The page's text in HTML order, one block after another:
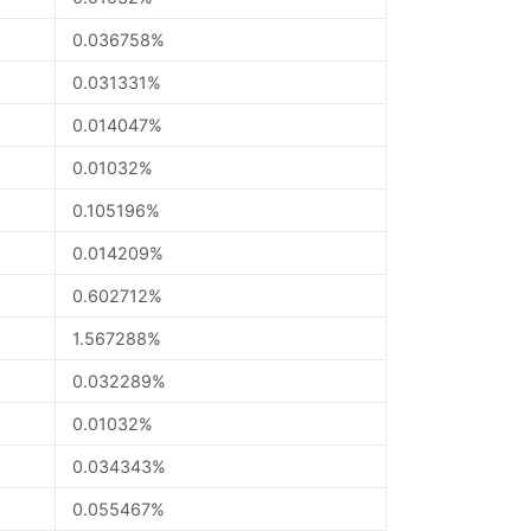
0.036758%
0.031331%
0.014047%
0.01032%
0.105196%
0.014209%
0.602712%
1.567288%
0.032289%
0.01032%
0.034343%
0.055467%